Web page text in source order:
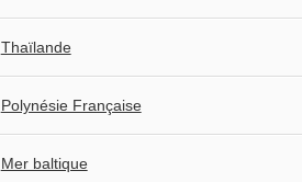
Thaïlande
Polynésie Française
Mer baltique